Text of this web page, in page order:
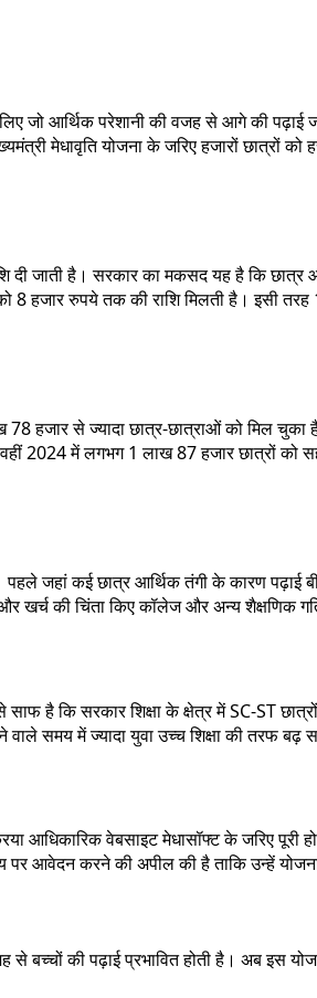
जो आर्थिक परेशानी की वजह से आगे की
मेधावृति योजना के जरिए हजारों छात्रों
दी जाती है। सरकार का मकसद यह है कि
8 हजार रुपये तक की राशि मिलती है। इसी
हजार से ज्यादा छात्र-छात्राओं को मिल
2024 में लगभग 1 लाख 87 हजार छात्रों को
जहां कई छात्र आर्थिक तंगी के कारण पढ़ाई
खर्च की चिंता किए कॉलेज और अन्य शैक्षणिक
है कि सरकार शिक्षा के क्षेत्र में SC-ST
समय में ज्यादा युवा उच्च शिक्षा की तरफ बढ़
वेबसाइट मेधासॉफ्ट के जरिए पूरी
आवेदन करने की अपील की है ताकि उन्हें
बच्चों की पढ़ाई प्रभावित होती है। अब इस